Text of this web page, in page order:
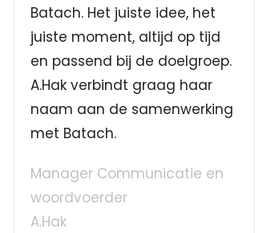
Batach. Het juiste idee, het
juiste moment, altijd op tijd
en passend bij de doelgroep.
A.Hak verbindt graag haar
naam aan de samenwerking
met Batach.
Manager Communicatie en
woordvoerder
A.Hak